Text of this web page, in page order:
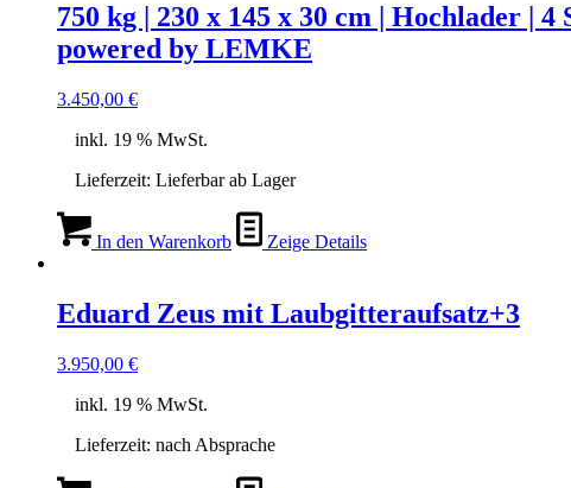
750 kg | 230 x 145 x 30 cm | Hochlader |
powered by LEMKE
3.450,00 €
inkl. 19 % MwSt.
Lieferzeit: Lieferbar ab Lager
In den Warenkorb Zeige Details
Eduard Zeus mit Laubgitteraufsatz+3
3.950,00 €
inkl. 19 % MwSt.
Lieferzeit: nach Absprache